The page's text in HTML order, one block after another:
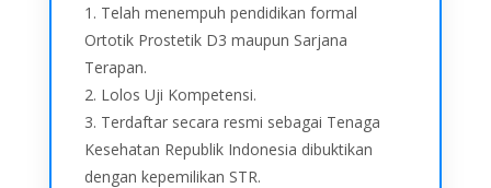
1. Telah menempuh pendidikan formal
Ortotik Prostetik D3 maupun Sarjana
Terapan.
2. Lolos Uji Kompetensi.
3. Terdaftar secara resmi sebagai Tenaga
Kesehatan Republik Indonesia dibuktikan
dengan kepemilikan STR.